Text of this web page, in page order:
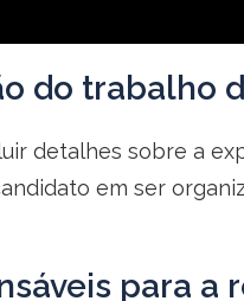
do trabalho
detalhes sobre a
em ser
para a